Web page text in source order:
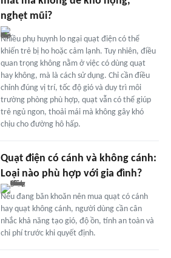
nghẹt mũi?
Nhiều phụ huynh lo ngại quạt điện có thể
khiến trẻ bị ho hoặc cảm lạnh. Tuy nhiên, điều
quan trọng không nằm ở việc có dùng quạt
hay không, mà là cách sử dụng. Chỉ cần điều
chỉnh đúng vị trí, tốc độ gió và duy trì môi
trường phòng phù hợp, quạt vẫn có thể giúp
trẻ ngủ ngon, thoải mái mà không gây khó
chịu cho đường hô hấp.
Quạt điện có cánh và không cánh:
Loại nào phù hợp với gia đình?
Nếu đang băn khoăn nên mua quạt có cánh
hay quạt không cánh, người dùng cần cân
nhắc khả năng tạo gió, độ ồn, tính an toàn và
chi phí trước khi quyết định.